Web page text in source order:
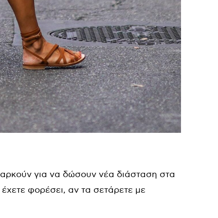
για να δώσουν νέα διάσταση στα
φορέσει, αν τα σετάρετε με